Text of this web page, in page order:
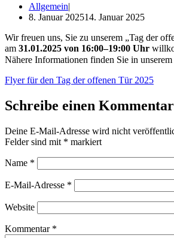
Allgemein
8. Januar 202514. Januar 2025
Wir freu­en uns, Sie zu unse­rem „Tag der
am 31.01.2025 von 16:00–19:00 Uhr
Nähe­re Infor­ma­tio­nen fin­den Sie in
Fly­er für den Tag der offe­nen Tür 2025
Schreibe einen Kommentar
Deine E-Mail-Adresse wird nicht
Felder sind mit * markiert
Name *
E-Mail-Adresse *
Website
Kommentar *